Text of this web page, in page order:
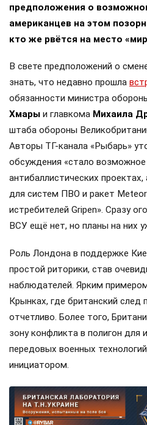
предположения о
американцев на этом
кто же рвётся на место
В свете предположений о
знать, что недавно прошла
обязанности министра
Хмары и главкома Михаила
штаба обороны
Авторы ТГ-канала «Рыбарь»
обсуждения «стало возможное
антибаллистических
для систем ПВО и ракет
истребителей Gripen». Сразу
ВСУ ещё нет, но планы на них
Роль Лондона в поддержке
простой риторики, став
наблюдателей. Ярким
Крынках, где британский след
отчетливо. Более того,
зону конфликта в полигон для
передовых военных
инициатором.